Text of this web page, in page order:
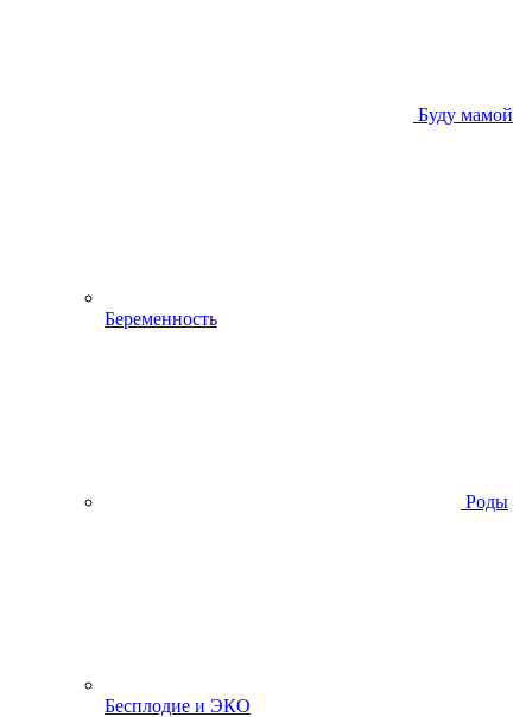
Буду мамой
Беременность
Роды
Бесплодие и ЭКО